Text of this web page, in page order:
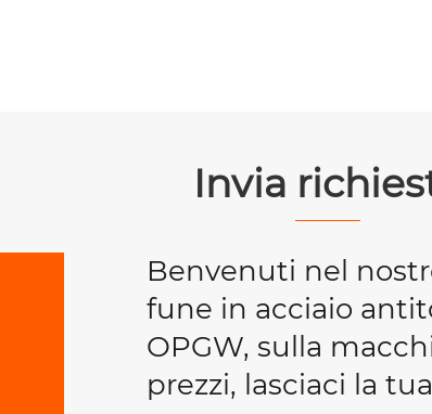
Invia
Benvenuti nel
fune in acciaio
OPGW, sulla
prezzi, lasciaci la